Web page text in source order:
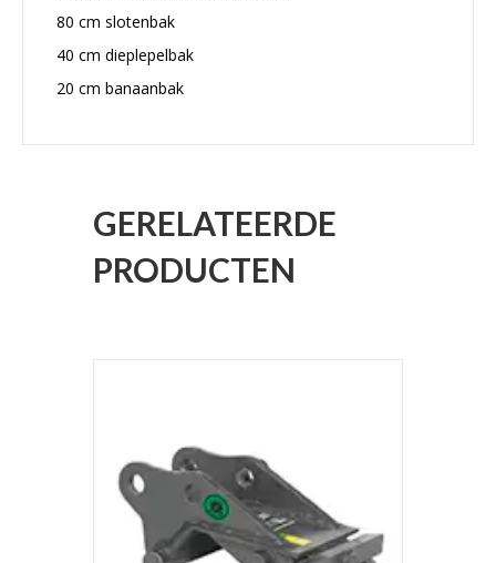
80 cm slotenbak
40 cm dieplepelbak
20 cm banaanbak
GERELATEERDE
PRODUCTEN